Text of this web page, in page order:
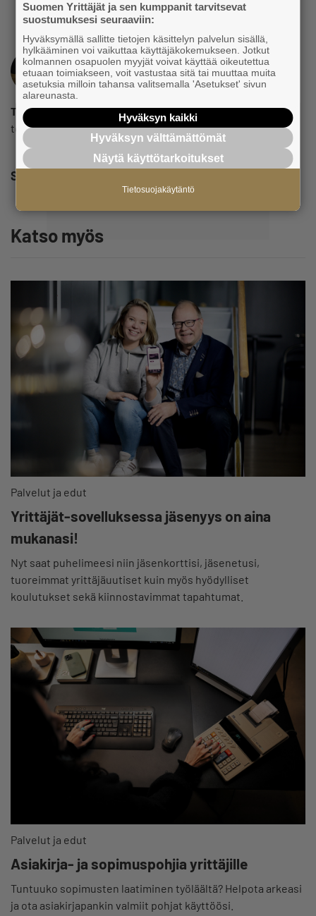
Toimitus
toimitus@yrittajat.fi
Share
Katso myös
Palvelut ja edut
Yrittäjät-sovelluksessa jäsenyys on aina
mukanasi!
Nyt saat puhelimeesi niin jäsenkorttisi, jäsenetusi,
tuoreimmat yrittäjäuutiset kuin myös hyödylliset
koulutukset sekä kiinnostavimmat tapahtumat.
Palvelut ja edut
Asiakirja- ja sopimuspohjia yrittäjille
Tuntuuko sopimusten laatiminen työläältä? Helpota arkeasi
ja ota asiakirjapankin valmiit pohjat käyttöösi.
Suomen Yrittäjät ja sen kumppanit tarvitsevat
suostumuksesi seuraaviin:
Hyväksymällä sallitte tietojen käsittelyn palvelun sisällä,
hylkääminen voi vaikuttaa käyttäjäkokemukseen. Jotkut
kolmannen osapuolen myyjät voivat käyttää oikeutettua
etuaan toimiakseen, voit vastustaa sitä tai muuttaa muita
asetuksia milloin tahansa valitsemalla 'Asetukset' sivun
alareunasta.
Hyväksyn kaikki
Hyväksyn välttämättömät
Näytä käyttötarkoitukset
Tietosuojakäytäntö